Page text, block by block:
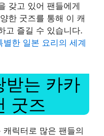
갖고 있어 팬들에게
한 굿즈를 통해 이 캐
고 즐길 수 있습니다.
별한 일본 요리의 세계
받는 카카
굿즈
릭터로 많은 팬들의